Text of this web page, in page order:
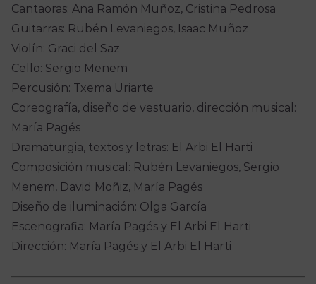
Cantaoras: Ana Ramón Muñoz, Cristina Pedrosa
Guitarras: Rubén Levaniegos, Isaac Muñoz
Violín: Graci del Saz
Cello: Sergio Menem
Percusión: Txema Uriarte
Coreografía, diseño de vestuario, dirección musical:
María Pagés
Dramaturgia, textos y letras: El Arbi El Harti
Composición musical: Rubén Levaniegos, Sergio
Menem, David Moñiz, María Pagés
Diseño de iluminación: Olga García
Escenografia: María Pagés y El Arbi El Harti
Dirección: María Pagés y El Arbi El Harti